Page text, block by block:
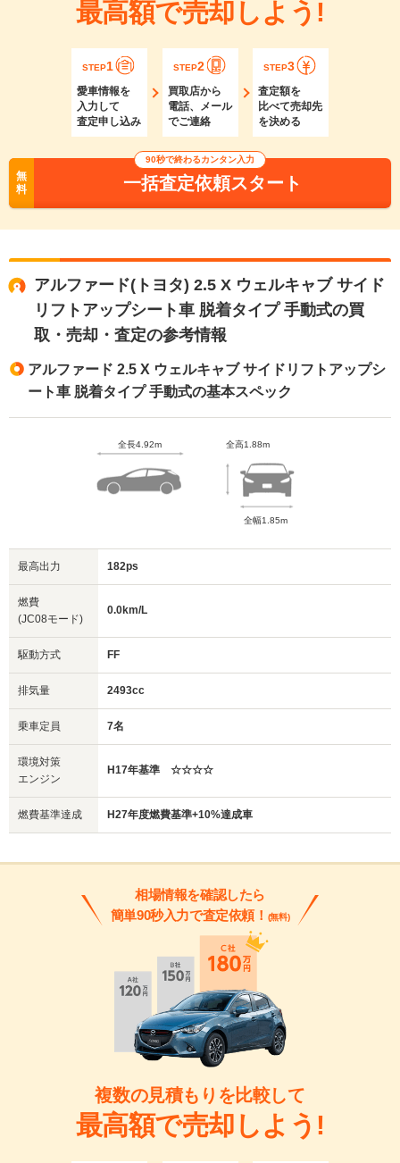
最高額で売却しよう!
STEP1
愛車情報を
入力して
査定申し込み
STEP2
買取店から
電話、メール
でご連絡
STEP3
査定額を
比べて売却先
を決める
無
料
90秒で終わるカンタン入力
一括査定依頼スタート
アルファード(トヨタ) 2.5 X ウェルキャブ サイド
リフトアップシート車 脱着タイプ 手動式の買
取・売却・査定の参考情報
アルファード 2.5 X ウェルキャブ サイドリフトアップシ
ート車 脱着タイプ 手動式の基本スペック
全長4.92m 全高1.88m
全幅1.85m
最高出力 182ps
燃費
(JC08モード)
0.0km/L
駆動方式 FF
排気量 2493cc
乗車定員 7名
環境対策
エンジン
H17年基準 ☆☆☆☆
燃費基準達成 H27年度燃費基準+10%達成車
相場情報を確認したら
簡単90秒入力で査定依頼！ (無料)
複数の見積もりを比較して
最高額で売却しよう!